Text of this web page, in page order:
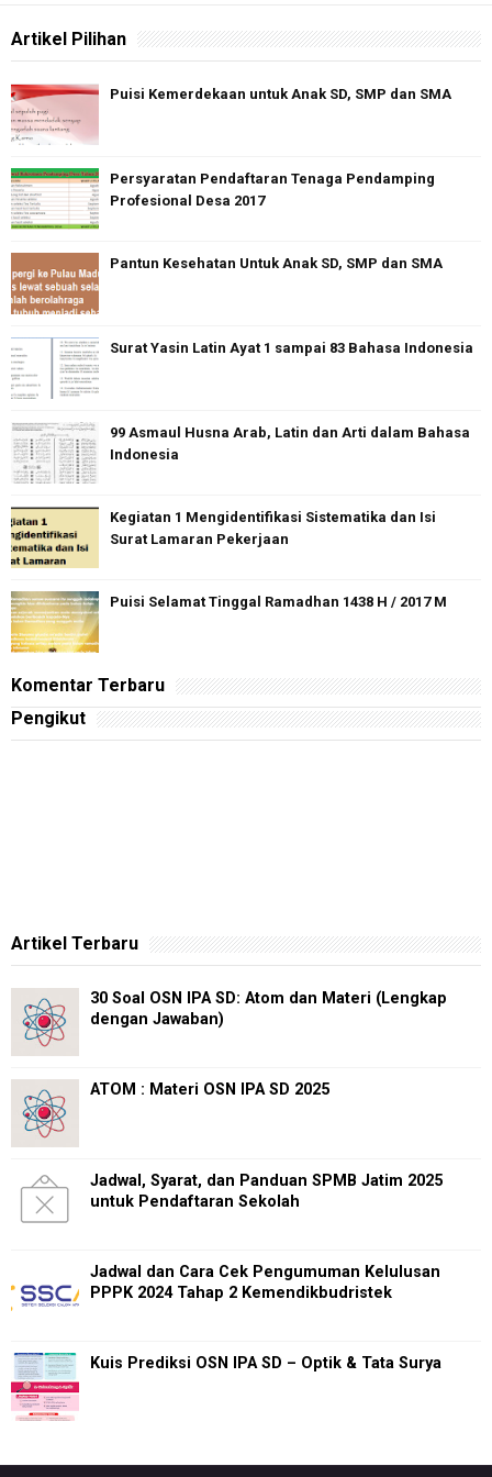
Artikel Pilihan
Puisi Kemerdekaan untuk Anak SD, SMP dan SMA
Persyaratan Pendaftaran Tenaga Pendamping
Profesional Desa 2017
Pantun Kesehatan Untuk Anak SD, SMP dan SMA
Surat Yasin Latin Ayat 1 sampai 83 Bahasa Indonesia
99 Asmaul Husna Arab, Latin dan Arti dalam Bahasa
Indonesia
Kegiatan 1 Mengidentifikasi Sistematika dan Isi
Surat Lamaran Pekerjaan
Puisi Selamat Tinggal Ramadhan 1438 H / 2017 M
Komentar Terbaru
Pengikut
Artikel Terbaru
30 Soal OSN IPA SD: Atom dan Materi (Lengkap
dengan Jawaban)
ATOM : Materi OSN IPA SD 2025
Jadwal, Syarat, dan Panduan SPMB Jatim 2025
untuk Pendaftaran Sekolah
Jadwal dan Cara Cek Pengumuman Kelulusan
PPPK 2024 Tahap 2 Kemendikbudristek
Kuis Prediksi OSN IPA SD – Optik & Tata Surya